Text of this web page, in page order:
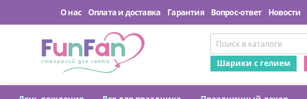
О нас Оплата и доставка Гарантия Вопрос-ответ Новости
Шарики с гелием